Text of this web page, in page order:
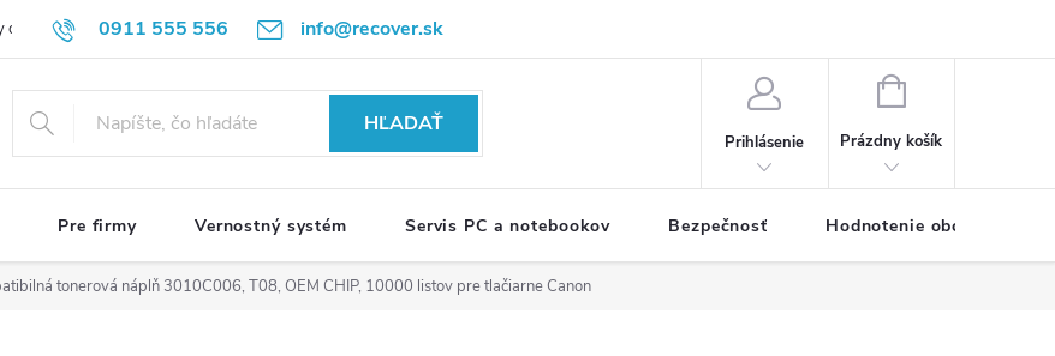
0911 555 556 info@recover.sk
ochrany osobných údajov Formulár na odstúpenie od zmluvy
HĽADAŤ
Prihlásenie
NÁKUPNÝ
Prázdny košík
Pre firmy Vernostný systém Servis PC a notebookov Bezpečnosť Hodnotenie obchodu
tonerová náplň 3010C006, T08, OEM CHIP, 10000 listov pre tlačiarne Canon